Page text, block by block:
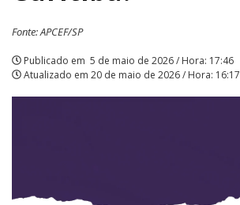
no
Hard
Rock
Curitiba!
Fonte: APCEF/SP
Publicado em 5 de maio de 2026 / Hora: 17:46
Atualizado em 20 de maio de 2026 / Hora: 16:17